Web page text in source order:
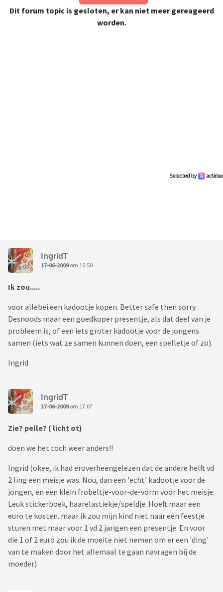
Dit forum topic is gesloten, er kan niet meer gereageerd
worden.
IngridT
17-06-2009om 16:50
Ik zou.....
voor allebei een kadootje kopen. Better safe then sorry.
Desnoods maar een goedkoper presentje, als dat deel van je
probleem is, of een iets groter kadootje voor de jongens
samen (iets wat ze samen kunnen doen, een spelletje of zo).
Ingrid
IngridT
17-06-2009om 17:07
Zie? pelle? ( licht ot)
doen we het toch weer anders!!
Ingrid (okee, ik had eroverheengelezen dat de andere helft vd
2 ling een meisje was. Nou, dan een 'echt' kadootje voor de
jongen, en een klein frobeltje-voor-de-vorm voor het meisje.
Leuk stickerboek, haarelastiekje/speldje. Hoeft maar een
euro te kosten. maar ik zou mijn kind niet naar een feestje
sturen met maar voor 1 vd 2 jarigen een presentje. En voor
die 1 of 2 euro zou ik de moeite niet nemen om er een 'ding'
van te maken door het allemaal te gaan navragen bij de
moeder)